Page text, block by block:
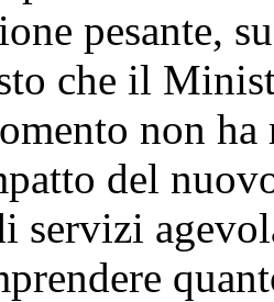
pesante,
che il
non
del
servizi